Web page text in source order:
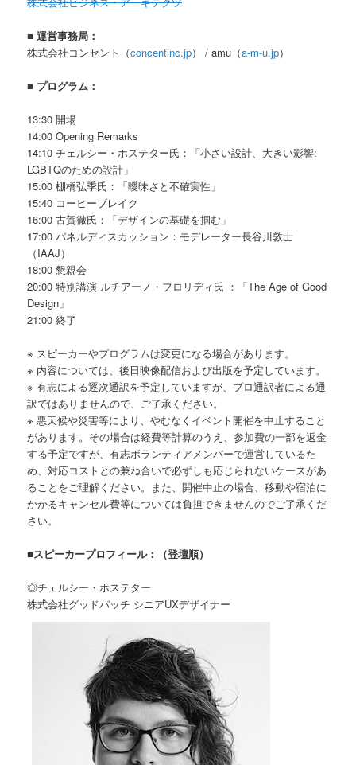
■ 運営事務局：
株式会社コンセント（concentinc.jp） / amu（a-m-u.jp）
■ プログラム：
13:30 開場
14:00 Opening Remarks
14:10 チェルシー・ホステター氏：「小さい設計、大きい影響:
LGBTQのための設計」
15:00 棚橋弘季氏：「曖昧さと不確実性」
15:40 コーヒーブレイク
16:00 古賀徹氏：「デザインの基礎を掴む」
17:00 パネルディスカッション：モデレーター長谷川敦士
（IAAJ）
18:00 懇親会
20:00 特別講演 ルチアーノ・フロリディ氏 ：「The Age of Good
Design」
21:00 終了
※ スピーカーやプログラムは変更になる場合があります。
※ 内容については、後日映像配信および出版を予定しています。
※ 有志による逐次通訳を予定していますが、プロ通訳者による通
訳ではありませんので、ご了承ください。
※ 悪天候や災害等により、やむなくイベント開催を中止すること
があります。その場合は経費等計算のうえ、参加費の一部を返金
する予定ですが、有志ボランティアメンバーで運営しているた
め、対応コストとの兼ね合いで必ずしも応じられないケースがあ
ることをご理解ください。また、開催中止の場合、移動や宿泊に
かかるキャンセル費等については負担できませんのでご了承くだ
さい。
■スピーカープロフィール：（登壇順）
◎チェルシー・ホステター
株式会社グッドパッチ シニアUXデザイナー